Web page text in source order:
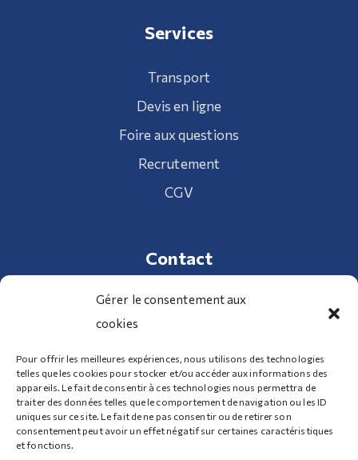
Gérer le consentement aux
cookies
Pour offrir les meilleures expériences, nous utilisons des technologies
telles que les cookies pour stocker et/ou accéder aux informations des
appareils. Le fait de consentir à ces technologies nous permettra de
traiter des données telles que le comportement de navigation ou les ID
uniques sur ce site. Le fait de ne pas consentir ou de retirer son
consentement peut avoir un effet négatif sur certaines caractéristiques
et fonctions.
Services
Transport
Devis en ligne
Foire aux questions
Recrutement
CGV
Contact
01 34 70 32 98
100 Route de Clermont 95340 Bernes-sur-Oise
Nous contacter